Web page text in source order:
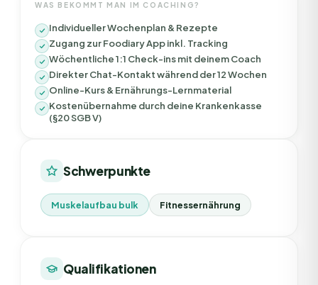
WAS BEKOMMT MAN IM COACHING?
Individueller Wochenplan & Rezepte
Zugang zur Foodiary App inkl. Tracking
Wöchentliche 1:1 Check-ins mit deinem Coach
Direkter Chat-Kontakt während der 12 Wochen
Online-Kurs & Ernährungs-Lernmaterial
Kostenübernahme durch deine Krankenkasse
(§20 SGB V)
Schwerpunkte
Muskelaufbau bulk Fitnessernährung
Qualifikationen